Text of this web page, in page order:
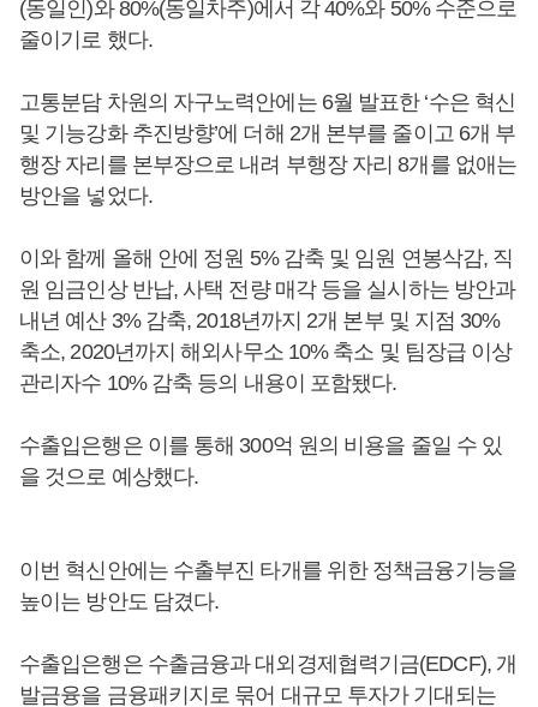
(동일인)와 80%(동일차주)에서 각 40%와 50% 수준으로
줄이기로 했다.
고통분담 차원의 자구노력안에는 6월 발표한 ‘수은 혁신
및 기능강화 추진방향’에 더해 2개 본부를 줄이고 6개 부
행장 자리를 본부장으로 내려 부행장 자리 8개를 없애는
방안을 넣었다.
이와 함께 올해 안에 정원 5% 감축 및 임원 연봉삭감, 직
원 임금인상 반납, 사택 전량 매각 등을 실시하는 방안과
내년 예산 3% 감축, 2018년까지 2개 본부 및 지점 30%
축소, 2020년까지 해외사무소 10% 축소 및 팀장급 이상
관리자수 10% 감축 등의 내용이 포함됐다.
수출입은행은 이를 통해 300억 원의 비용을 줄일 수 있
을 것으로 예상했다.
이번 혁신안에는 수출부진 타개를 위한 정책금융기능을
높이는 방안도 담겼다.
수출입은행은 수출금융과 대외경제협력기금(EDCF), 개
발금융을 금융패키지로 묶어 대규모 투자가 기대되는